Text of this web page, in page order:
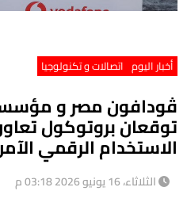
أخبار اليوم اتصالات و تكنولوجيا
ڤودافون مصر و
توقعان بروتوكول
الاستخدام الرقمي
الثلاثاء، 16 يونيو 2026 03:18 م